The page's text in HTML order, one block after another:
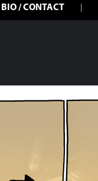
BIO / CONTACT